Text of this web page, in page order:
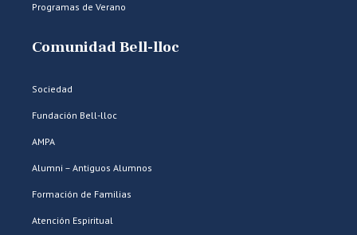
Programas de Verano
Comunidad Bell-lloc
Sociedad
Fundación Bell-lloc
AMPA
Alumni – Antiguos Alumnos
Formación de Familias
Atención Espiritual